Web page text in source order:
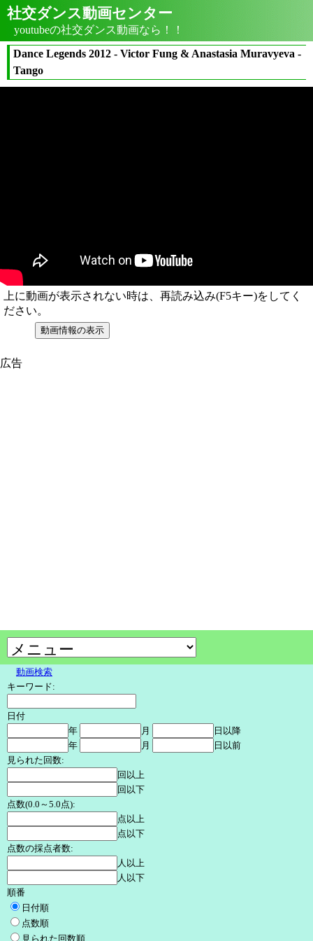
社交ダンス動画センター
youtubeの社交ダンス動画なら！！
Dance Legends 2012 - Victor Fung & Anastasia Muravyeva -
Tango
上に動画が表示されない時は、再読み込み(F5キー)をしてく
ださい。
動画情報の表示
広告
動画検索
キーワード:
日付
年
月
日以降
年
月
日以前
見られた回数:
回以上
回以下
点数(0.0～5.0点):
点以上
点以下
点数の採点者数:
人以上
人以下
順番
日付順
点数順
見られた回数順